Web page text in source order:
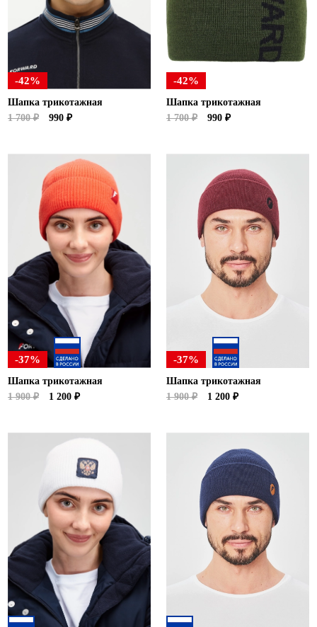
-42%
Шапка трикотажная
1 700 ₽
990 ₽
-42%
Шапка трикотажная
1 700 ₽
990 ₽
-37%
Шапка трикотажная
1 900 ₽
1 200 ₽
-37%
Шапка трикотажная
1 900 ₽
1 200 ₽